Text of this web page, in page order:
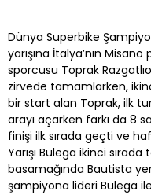
Dünya Superbike
yarışına İtalya’nın
sporcusu Toprak
zirvede tamamlarken,
bir start alan Toprak, ilk
arayı açarken farkı da 8
finişi ilk sırada geçti ve
Yarışı Bulega ikinci
basamağında Bautista
şampiyona lideri Bulega ile